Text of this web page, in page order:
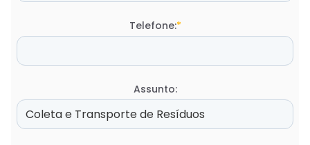
Telefone:*
Assunto: